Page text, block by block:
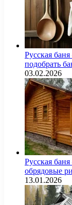
Русская
подобрать
03.02.2026
Русская
обрядовые
13.01.2026